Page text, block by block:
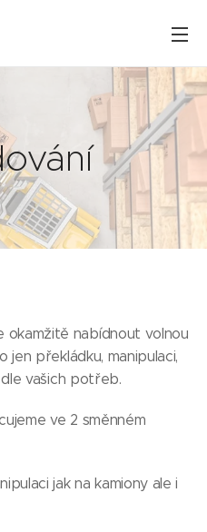
okamžitě nabídnout volnou
jen překládku, manipulaci,
vašich potřeb.
ve 2 směnném
jak na kamiony ale i